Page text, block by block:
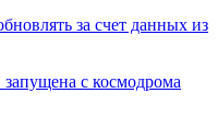
за счет данных из
с космодрома